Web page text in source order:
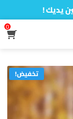
يديك !
0
تخفيض!